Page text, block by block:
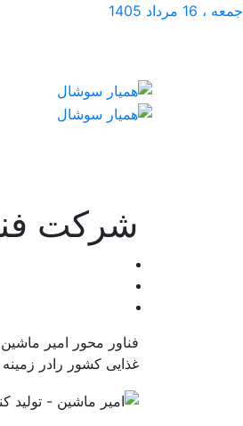
جمعه ، 16 مرداد 1405
شرکت
فناور محور امیر
غذایی کشور رادر